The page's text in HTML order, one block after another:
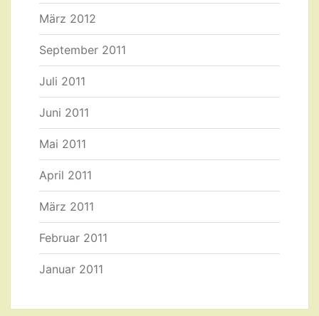
März 2012
September 2011
Juli 2011
Juni 2011
Mai 2011
April 2011
März 2011
Februar 2011
Januar 2011